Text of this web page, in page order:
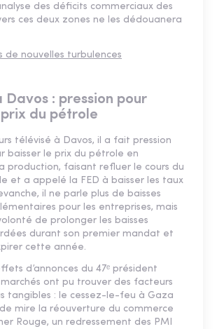
des déficits commerciaux des
ces deux zones ne les dédouanera
de nouvelles turbulences
Davos : pression pour
du pétrole
télévisé à Davos, il a fait pression
baisser le prix du pétrole en
production, faisant refluer le cours du
et a appelé la FED à baisser les taux
il ne parle plus de baisses
pour les entreprises, mais
de prolonger les baisses
durant son premier mandat et
cette année.
d’annonces du 47ᵉ président
ont pu trouver des facteurs
tangibles : le cessez-le-feu à Gaza
mire la réouverture du commerce
Rouge, un redressement des PMI